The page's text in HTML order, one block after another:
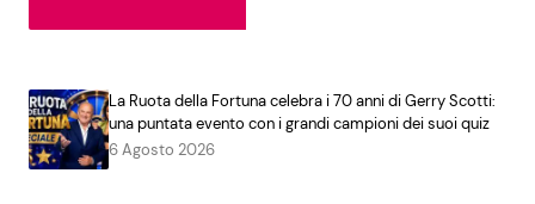
La Ruota della Fortuna celebra i 70 anni di Gerry Scotti:
una puntata evento con i grandi campioni dei suoi quiz
6 Agosto 2026